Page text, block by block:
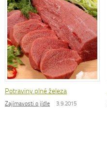
Potraviny plné železa
Zajímavosti o jídle 3.9.2015